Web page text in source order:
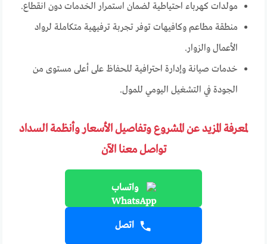
مولدات كهرباء احتياطية لضمان استمرار الخدمات دون انقطاع.
منطقة مطاعم وكافيهات توفر تجربة ترفيهية متكاملة لرواد
الأعمال والزوار.
خدمات صيانة وإدارة احترافية للحفاظ على أعلى مستوى من
الجودة في التشغيل اليومي للمول.
لمعرفة المزيد عن المشروع وتفاصيل الأسعار وأنظمة السداد
تواصل معنا الآن
واتساب
اتصل